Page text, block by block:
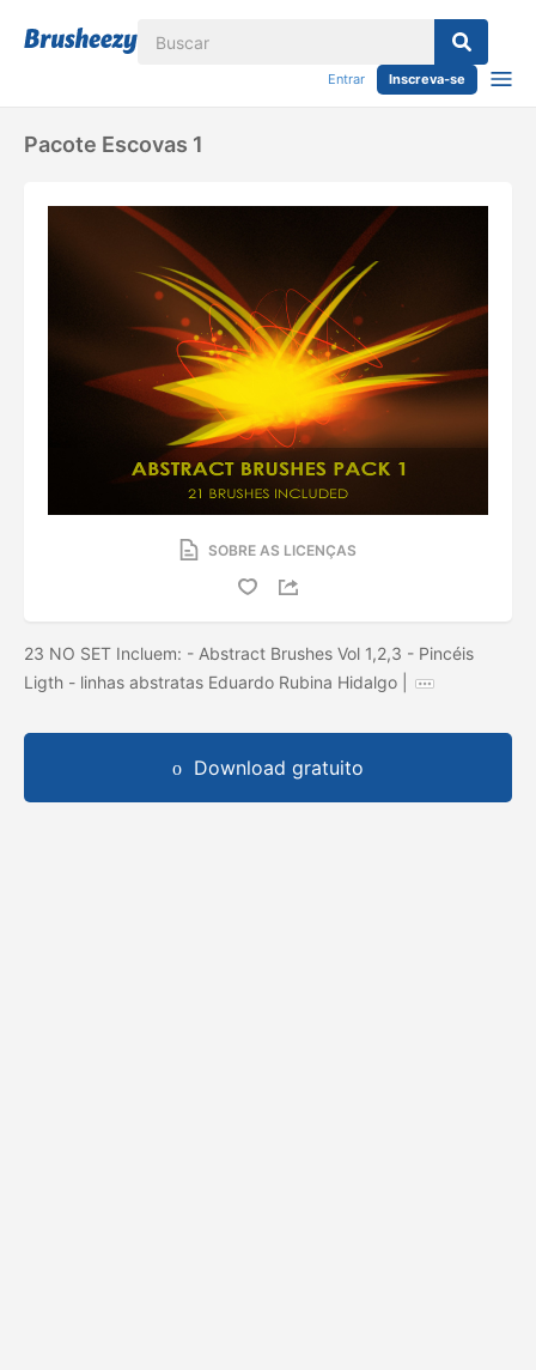
Entrar Inscreva-se
Pacote Escovas 1
SOBRE AS LICENÇAS
23 NO SET Incluem: - Abstract Brushes Vol 1,2,3 - Pincéis
Ligth - linhas abstratas Eduardo Rubina Hidalgo |
Download gratuito